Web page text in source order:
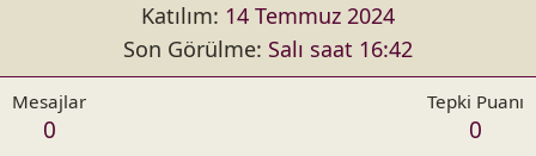
Katılım 14 Temmuz 2024
Son Görülme Salı saat 16:42
Mesajlar
0
Tepki Puanı
0